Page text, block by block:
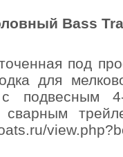
Bass
под
для
с подвесным
сварным